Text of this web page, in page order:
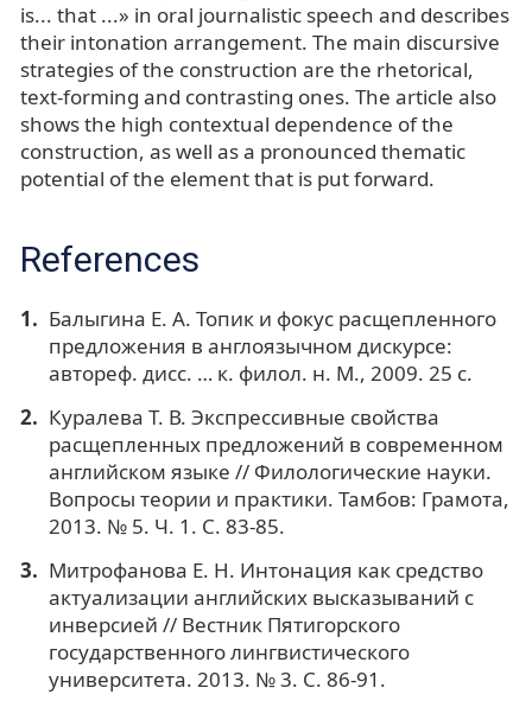
is... that ...» in oral journalistic speech and describes
their intonation arrangement. The main discursive
strategies of the construction are the rhetorical,
text-forming and contrasting ones. The article also
shows the high contextual dependence of the
construction, as well as a pronounced thematic
potential of the element that is put forward.
References
Балыгина Е. А. Топик и фокус расщепленного
предложения в англоязычном дискурсе:
автореф. дисс. … к. филол. н. М., 2009. 25 с.
Куралева Т. В. Экспрессивные свойства
расщепленных предложений в современном
английском языке // Филологические науки.
Вопросы теории и практики. Тамбов: Грамота,
2013. № 5. Ч. 1. С. 83-85.
Митрофанова Е. Н. Интонация как средство
актуализации английских высказываний с
инверсией // Вестник Пятигорского
государственного лингвистического
университета. 2013. № 3. С. 86-91.